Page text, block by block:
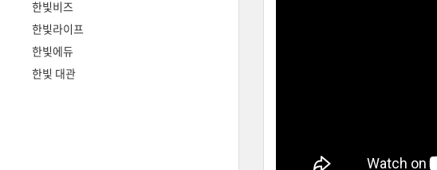
한빛비즈
한빛라이프
한빛에듀
한빛 대관